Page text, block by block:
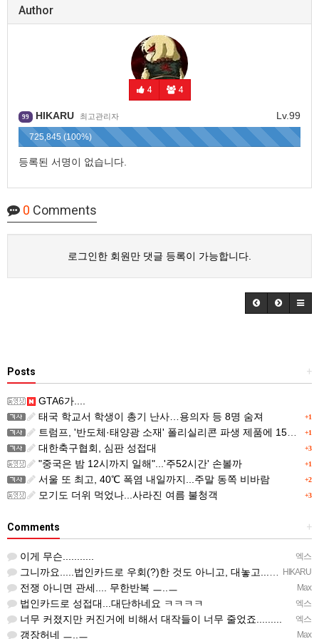
Author
4 4
Lv.99
99 HIKARU 최고관리자
725,845 (100%)
등록된 서명이 없습니다.
0 Comments
로그인한 회원만 댓글 등록이 가능합니다.
+
Posts
GTA6가....
+1
태국 학교서 학생이 총기 난사…용의자 등 8명 숨져
+1
트럼프, '반도체·태양광 소재' 폴리실리콘 파생 제품에 15% 관세...한국 기업도 영향
+3
대한축구협회, 심판 성접대
+1
"중국은 밤 12시까지 일해"...'주52시간' 손볼까
+2
서울 또 최고, 40℃ 폭염 내일까지...주말 동쪽 비바람
+3
모기도 더위 먹었나...사라진 여름 불청객
+
Comments
엑스
이게 무슨...........
HIKARU
그니까요.....법인카드로 우회(?)한 것도 아니고, 대놓고...ㅋ ㅋ)
Max
전쟁 아니면 관세.... 무한반복 ㅡ..ㅡ
엑스
법인카드로 성접대...대단하네요 ㅋㅋㅋㅋ
엑스
너무 커졌지만 커진거에 비해서 대작들이 너무 줄었죠.........
Max
갱장허네 ㅡ..ㅡ